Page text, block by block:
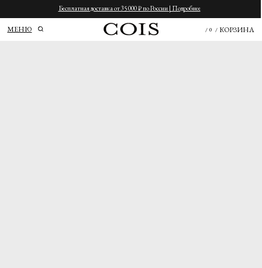
Бесплатная доставка от 35 000 ₽ по России | Подробнее